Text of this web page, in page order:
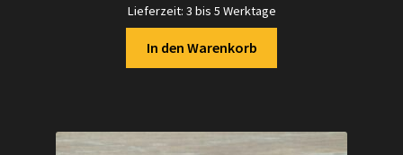
Lieferzeit: 3 bis 5 Werktage
In den Warenkorb